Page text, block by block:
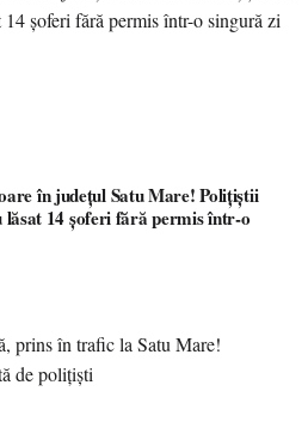
în județul Satu Mare! Polițiștii
lăsat 14 șoferi fără permis într-o